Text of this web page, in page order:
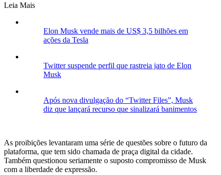
Leia Mais
Elon Musk vende mais de US$ 3,5 bilhões em
ações da Tesla
Twitter suspende perfil que rastreia jato de Elon
Musk
Após nova divulgação do “Twitter Files”, Musk
diz que lançará recurso que sinalizará banimentos
As proibições levantaram uma série de questões sobre o futuro da
plataforma, que tem sido chamada de praça digital da cidade.
Também questionou seriamente o suposto compromisso de Musk
com a liberdade de expressão.